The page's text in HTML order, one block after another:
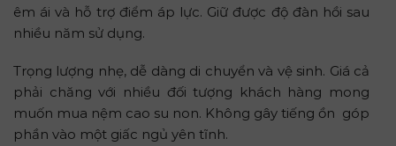
êm ái và hỗ trợ điểm áp lực. Giữ được độ đàn hồi sau
nhiều năm sử dụng.
Trọng lượng nhẹ, dễ dàng di chuyển và vệ sinh. Giá cả
phải chăng với nhiều đối tượng khách hàng mong
muốn mua nệm cao su non. Không gây tiếng ồn góp
phần vào một giấc ngủ yên tĩnh.